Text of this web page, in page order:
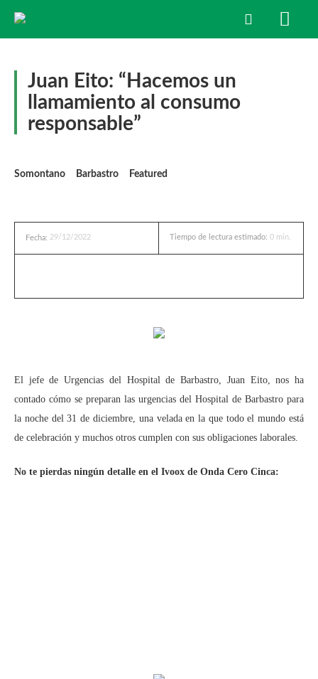
Juan Eito: “Hacemos un
llamamiento al consumo
responsable”
Somontano Barbastro Featured
Fecha: 29/12/2022 Tiempo de lectura estimado: 0 min.
El jefe de Urgencias del Hospital de Barbastro, Juan Eito, nos ha
contado cómo se preparan las urgencias del Hospital de Barbastro para
la noche del 31 de diciembre, una velada en la que todo el mundo está
de celebración y muchos otros cumplen con sus obligaciones laborales.
No te pierdas ningún detalle en el Ivoox de Onda Cero Cinca: